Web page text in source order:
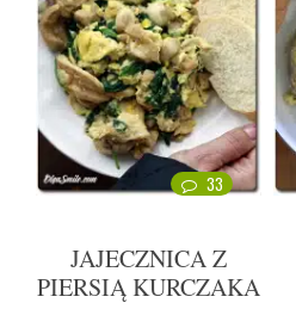
33
JAJECZNICA Z
PIERSIĄ KURCZAKA